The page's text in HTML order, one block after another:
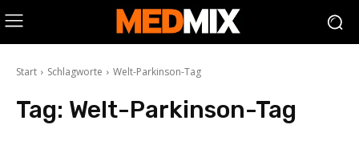
Start Schlagworte Welt-Parkinson-Tag
Tag: Welt-Parkinson-Tag